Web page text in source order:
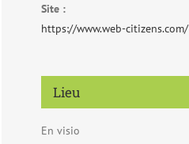
Site :
https://www.web-citizens.com/
Lieu
En visio